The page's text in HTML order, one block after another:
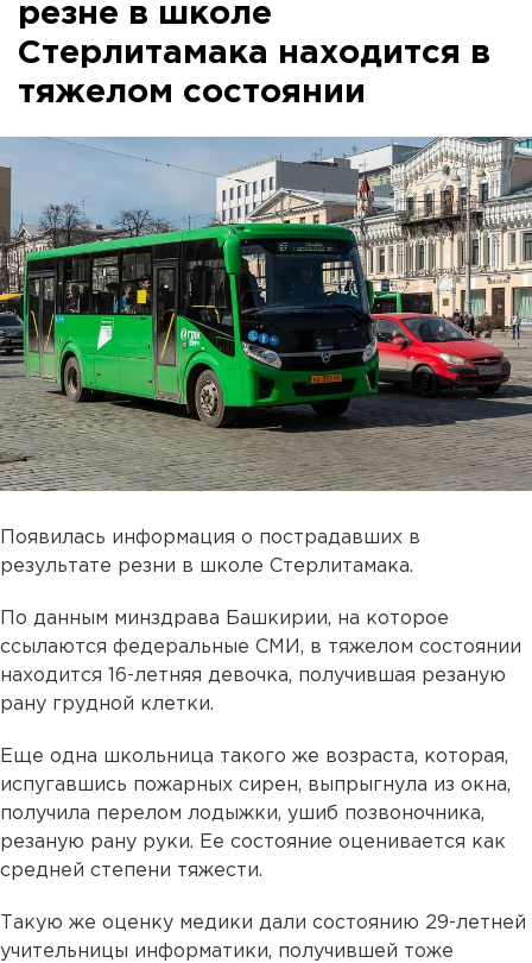
резне в школе
Стерлитамака находится в
тяжелом состоянии
Появилась информация о пострадавших в
результате резни в школе Стерлитамака.
По данным минздрава Башкирии, на которое
ссылаются федеральные СМИ, в тяжелом состоянии
находится 16-летняя девочка, получившая резаную
рану грудной клетки.
Еще одна школьница такого же возраста, которая,
испугавшись пожарных сирен, выпрыгнула из окна,
получила перелом лодыжки, ушиб позвоночника,
резаную рану руки. Ее состояние оценивается как
средней степени тяжести.
Такую же оценку медики дали состоянию 29-летней
учительницы информатики, получившей тоже